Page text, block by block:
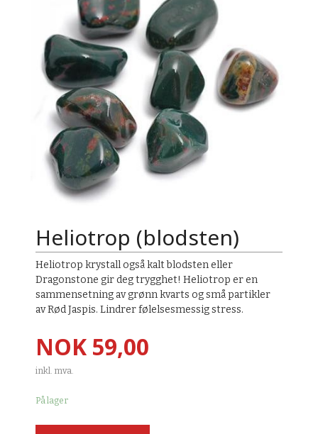
Heliotrop (blodsten)
Heliotrop krystall også kalt blodsten eller
Dragonstone gir deg trygghet! Heliotrop er en
sammensetning av grønn kvarts og små partikler
av Rød Jaspis. Lindrer følelsesmessig stress.
Pris
NOK 59,00
inkl. mva.
På lager